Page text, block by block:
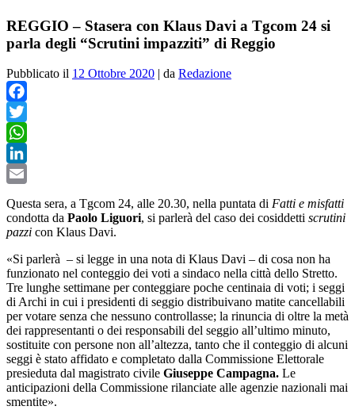
REGGIO – Stasera con Klaus Davi a Tgcom 24 si
parla degli “Scrutini impazziti” di Reggio
Pubblicato il 12 Ottobre 2020 | da Redazione
Facebook
Twitter
WhatsApp
LinkedIn
Questa sera, a Tgcom 24, alle 20.30, nella puntata di Fatti e misfatti
condotta da Paolo Liguori, si parlerà del caso dei cosiddetti scrutini
pazzi con Klaus Davi.
«Si parlerà – si legge in una nota di Klaus Davi – di cosa non ha
funzionato nel conteggio dei voti a sindaco nella città dello Stretto.
Tre lunghe settimane per conteggiare poche centinaia di voti; i seggi
di Archi in cui i presidenti di seggio distribuivano matite cancellabili
per votare senza che nessuno controllasse; la rinuncia di oltre la metà
dei rappresentanti o dei responsabili del seggio all’ultimo minuto,
sostituite con persone non all’altezza, tanto che il conteggio di alcuni
seggi è stato affidato e completato dalla Commissione Elettorale
presieduta dal magistrato civile Giuseppe Campagna. Le
anticipazioni della Commissione rilanciate alle agenzie nazionali mai
smentite».